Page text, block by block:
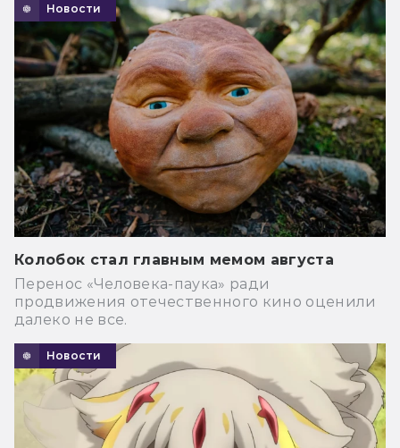
Новости
Колобок стал главным мемом августа
Перенос «Человека-паука» ради
продвижения отечественного кино оценили
далеко не все.
Новости